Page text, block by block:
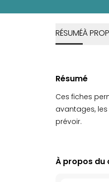
RÉSUMÉÀ
Résumé
Ces fiches
avantages,
prévoir.
À propos